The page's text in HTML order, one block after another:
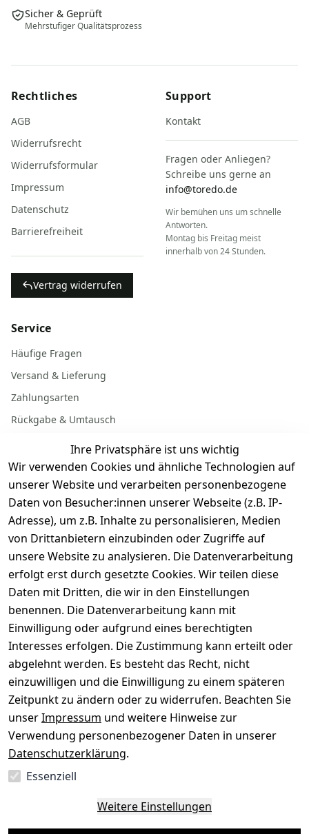
Ihre Privatsphäre ist uns wichtig
Wir verwenden Cookies und ähnliche Technologien auf
unserer Website und verarbeiten personenbezogene
Daten von Besucher:innen unserer Webseite (z.B. IP-
Adresse), um z.B. Inhalte zu personalisieren, Medien
von Drittanbietern einzubinden oder Zugriffe auf
unsere Website zu analysieren. Die Datenverarbeitung
erfolgt erst durch gesetzte Cookies. Wir teilen diese
Daten mit Dritten, die wir in den Einstellungen
benennen. Die Datenverarbeitung kann mit
Einwilligung oder aufgrund eines berechtigten
Interesses erfolgen. Die Zustimmung kann erteilt oder
abgelehnt werden. Es besteht das Recht, nicht
einzuwilligen und die Einwilligung zu einem späteren
Zeitpunkt zu ändern oder zu widerrufen. Beachten Sie
unserImpressum und weitere Hinweise zur
Verwendung personenbezogener Daten in unserer
Datenschutzerklärung.
Essenziell
Weitere Einstellungen
Sicher & Geprüft
Mehrstufiger Qualitätsprozess
Rechtliches
AGB
Widerrufsrecht
Widerrufsformular
Impressum
Datenschutz
Barrierefreiheit
Vertrag widerrufen
Support
Kontakt
Fragen oder Anliegen?
Schreibe uns gerne an
info@toredo.de
Wir bemühen uns um schnelle
Antworten.
Montag bis Freitag meist
innerhalb von 24 Stunden.
Service
Häufige Fragen
Versand & Lieferung
Zahlungsarten
Rückgabe & Umtausch
Batterieentsorgung
Gerät verkaufen
Dein altes Gerät ist bares Geld wert. Festpreis in
wenigen Minuten, kostenfrei einsenden, Auszahlung
aufs Konto.
Gerät verkaufen
Sichere Zahlungsarten
SEPA Bank
Sicherheit
Deine Daten. Sicher. Vertraulich.